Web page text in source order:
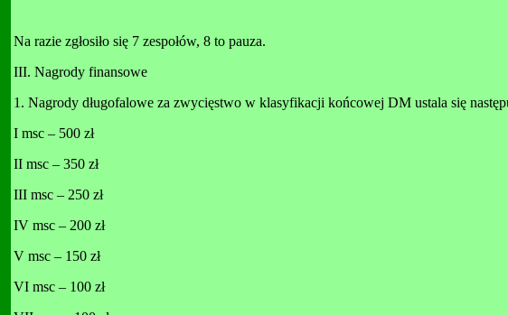
Na razie zgłosiło się 7 zespołów, 8 to pauza.
III. Nagrody finansowe
1. Nagrody długofalowe za zwycięstwo w klasyfikacji końcowej DM ustala się
I msc – 500 zł
II msc – 350 zł
III msc – 250 zł
IV msc – 200 zł
V msc – 150 zł
VI msc – 100 zł